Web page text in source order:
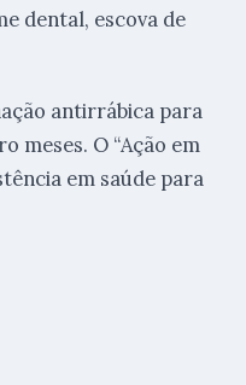
dental, escova de
antirrábica para
meses. O “Ação em
em saúde para